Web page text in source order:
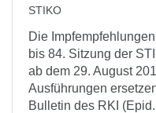
STIKO
Die
bis 84. Sitzung der
ab dem 29. August
Ausführungen
Bulletin des RKI